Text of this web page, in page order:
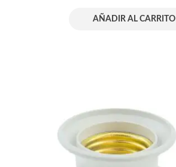
AÑADIR AL CARRITO